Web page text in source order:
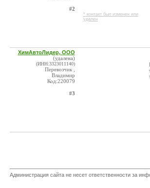
#2
* контакт был изменен или
удален
ХимАвтоЛидер, ООО
(удалена)
(ИНН:3323011140)
Перевозчик ,
Владимир
Код:220079
#3
Администрация сайта не несет ответственности за